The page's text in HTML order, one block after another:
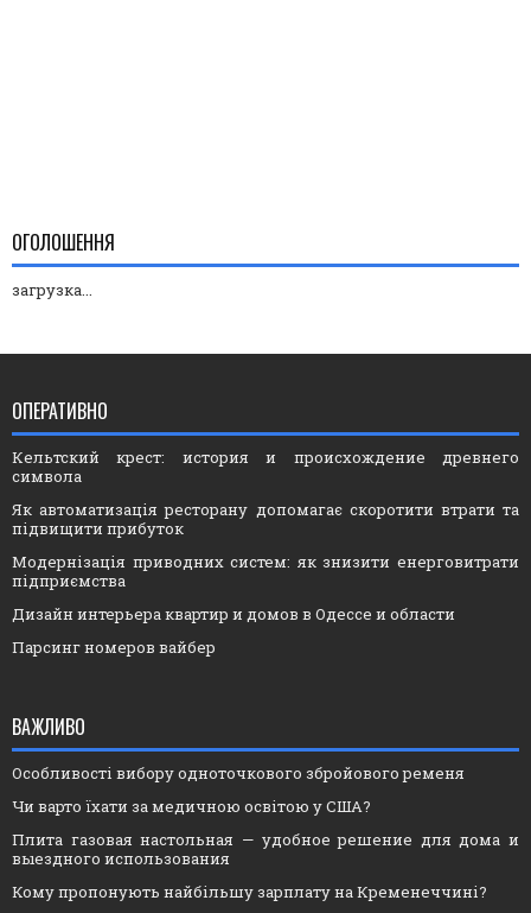
ОГОЛОШЕННЯ
загрузка...
ОПЕРАТИВНО
Кельтский крест: история и происхождение древнего
символа
Як автоматизація ресторану допомагає скоротити втрати та
підвищити прибуток
Модернізація приводних систем: як знизити енерговитрати
підприємства
Дизайн интерьера квартир и домов в Одессе и области
Парсинг номеров вайбер
ВАЖЛИВО
Особливості вибору одноточкового збройового ременя
Чи варто їхати за медичною освітою у США?
Плита газовая настольная — удобное решение для дома и
выездного использования
Кому пропонують найбільшу зарплату на Кременеччині?